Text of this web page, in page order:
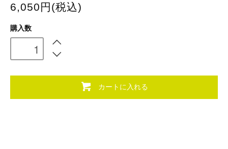
6,050円(税込)
購入数
カートに入れる